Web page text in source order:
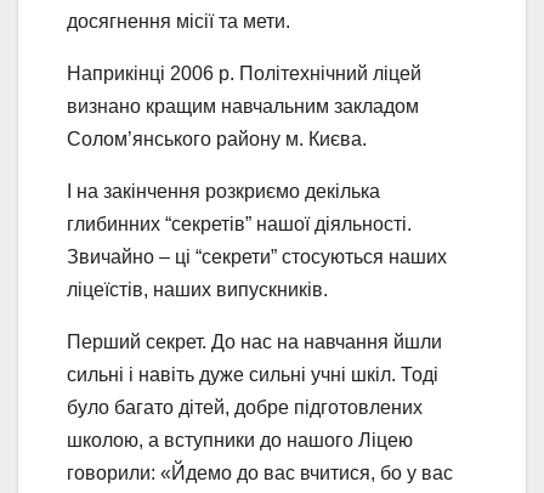
досягнення місії та мети.
Наприкінці 2006 р. Політехнічний ліцей
визнано кращим навчальним закладом
Солом’янського району м. Києва.
І на закінчення розкриємо декілька
глибинних “секретів” нашої діяльності.
Звичайно – ці “секрети” стосуються наших
ліцеїстів, наших випускників.
Перший секрет. До нас на навчання йшли
сильні і навіть дуже сильні учні шкіл. Тоді
було багато дітей, добре підготовлених
школою, а вступники до нашого Ліцею
говорили: «Йдемо до вас вчитися, бо у вас